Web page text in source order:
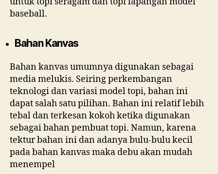
baseball.
Bahan Kanvas
Bahan kanvas umumnya digunakan sebagai
media melukis. Seiring perkembangan
teknologi dan variasi model topi, bahan ini
dapat salah satu pilihan. Bahan ini relatif lebih
tebal dan terkesan kokoh ketika digunakan
sebagai bahan pembuat topi. Namun, karena
tektur bahan ini dan adanya bulu-bulu kecil
pada bahan kanvas maka debu akan mudah
menempel